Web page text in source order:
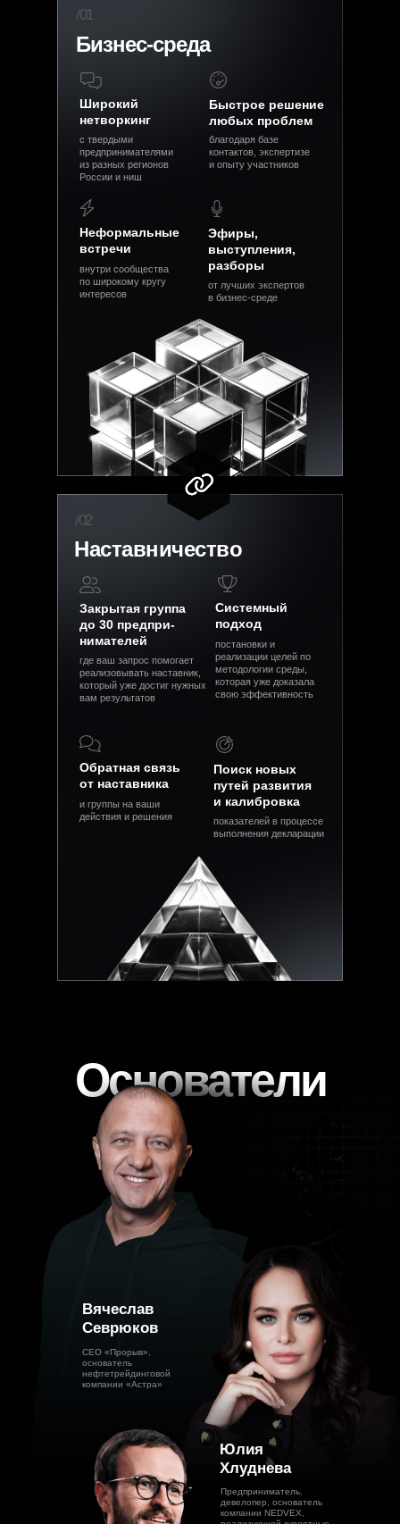
Бизнес-среда
/01
Наставничество
/02
Широкий
нетворкинг
с твердыми
предпринимателями
из разных регионов
России и ниш
Быстрое решение
любых проблем
благодаря базе
контактов, экспертизе
и опыту участников
Эфиры,
выступления,
разборы
от лучших экспертов
в бизнес-среде
Неформальные
встречи
внутри сообщества
по широкому кругу
интересов
Закрытая группа
до 30 предпри­
нимателей
где ваш запрос помогает
реализовывать наставник,
который уже достиг нужных
вам результатов
Системный
подход
постановки и
реализации целей по
методологии среды,
которая уже доказала
свою эффективность
Поиск новых
путей развития
и калибровка
показателей в процессе
выполнения декларации
Обратная связь
от наставника
и группы на ваши
действия и решения
Основатели
Вячеслав
Севрюков
СЕО «Прорыв»,
основатель
нефтетрейдинговой
компании «Астра»
Юлия
Хлуднева
Предприниматель,
девелопер, основатель
компании NEDVEX,